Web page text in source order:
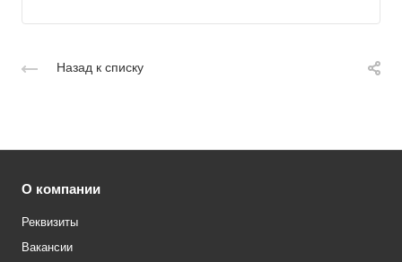
Назад к списку
О компании
Реквизиты
Вакансии